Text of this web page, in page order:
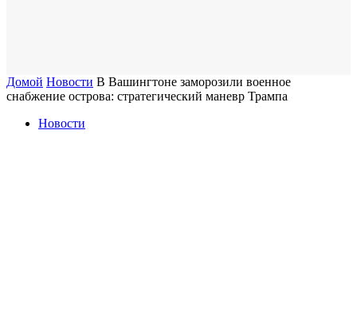
Домой Новости В Вашингтоне заморозили военное
снабжение острова: стратегический маневр Трампа
Новости